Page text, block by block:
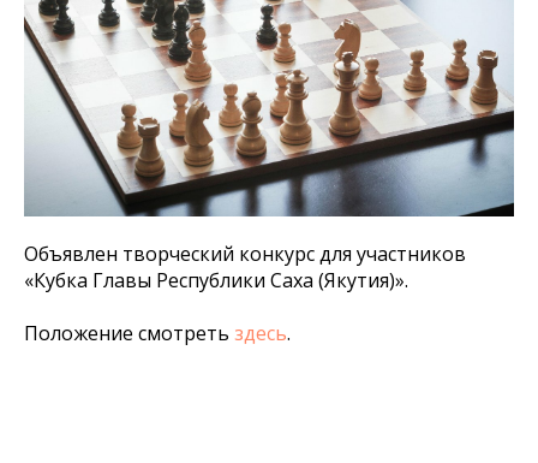
Объявлен творческий конкурс для участников
«Кубка Главы Республики Саха (Якутия)».
Положение смотреть здесь.